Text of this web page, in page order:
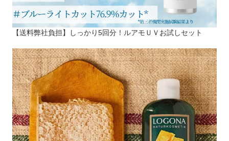
【送料弊社負担】しっかり5回分！ルアモＵＶお試しセット